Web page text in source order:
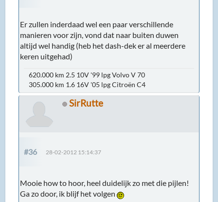
Er zullen inderdaad wel een paar verschillende
manieren voor zijn, vond dat naar buiten duwen
altijd wel handig (heb het dash-dek er al meerdere
keren uitgehad)
620.000 km 2.5 10V '99 lpg Volvo V 70
305.000 km 1.6 16V '05 lpg Citroën C4
SirRutte
#36 28-02-2012 15:14:37
Mooie how to hoor, heel duidelijk zo met die pijlen!
Ga zo door, ik blijf het volgen